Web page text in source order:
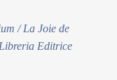
/ La Joie de
Editrice